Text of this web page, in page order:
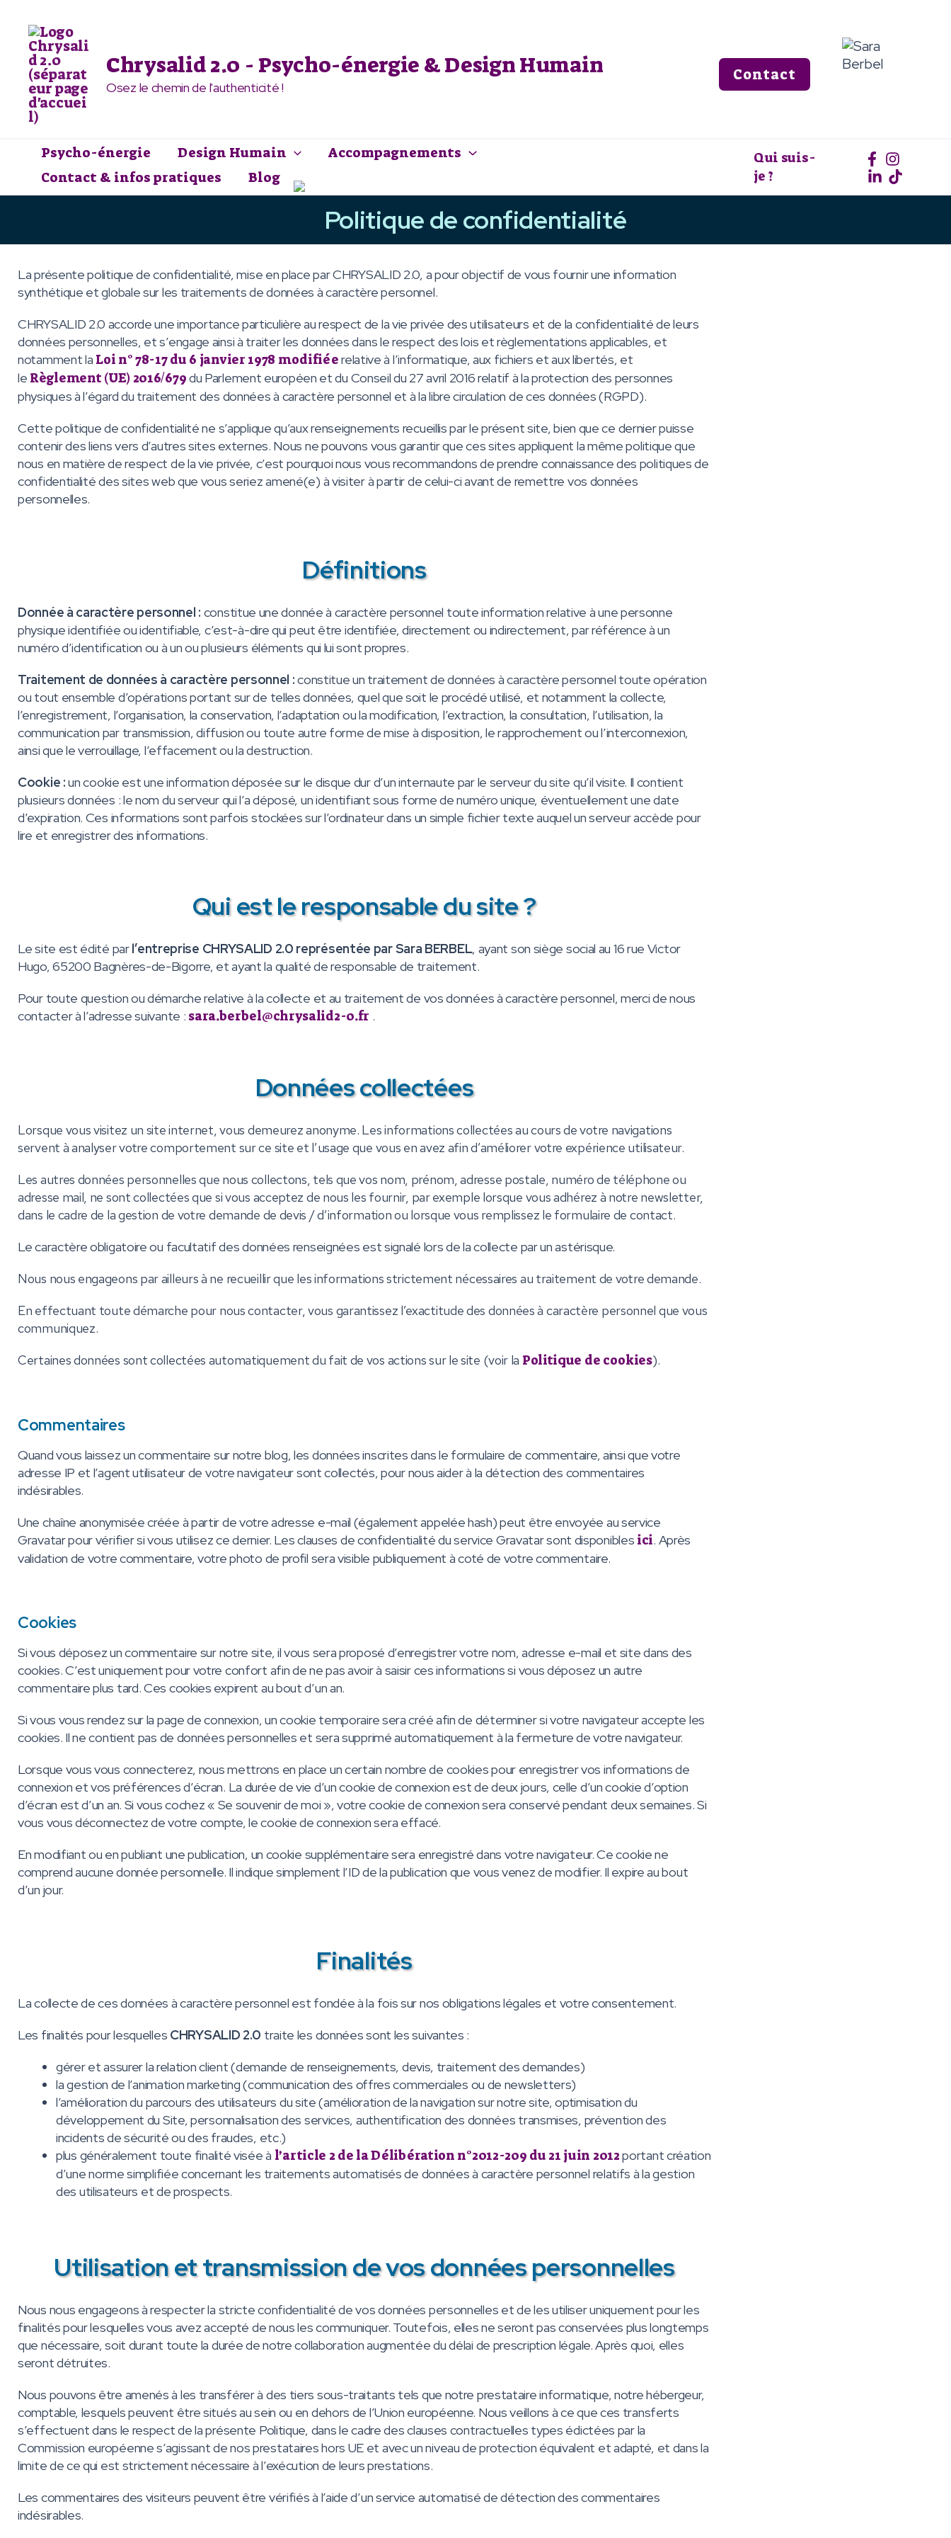
contenu
Chrysalid 2.0 - Psycho-énergie & Design Humain
Osez le chemin de l'authenticité !
Contact
Psycho-énergie Design Humain
Accompagnements
Contact & infos pratiques
Blog
Qui suis-
je ?
Politique de confidentialité
La présente politique de confidentialité, mise en place par CHRYSALID 2.0, a pour objectif de vous fournir une information
synthétique et globale sur les traitements de données à caractère personnel.
CHRYSALID 2.0 accorde une importance particulière au respect de la vie privée des utilisateurs et de la confidentialité de leurs
données personnelles, et s’engage ainsi à traiter les données dans le respect des lois et règlementations applicables, et
notamment la Loi n° 78-17 du 6 janvier 1978 modifiéerelative à l’informatique, aux fichiers et aux libertés, et
le Règlement (UE) 2016/679du Parlement européen et du Conseil du 27 avril 2016 relatif à la protection des personnes
physiques à l’égard du traitement des données à caractère personnel et à la libre circulation de ces données (RGPD).
Cette politique de confidentialité ne s’applique qu’aux renseignements recueillis par le présent site, bien que ce dernier puisse
contenir des liens vers d’autres sites externes. Nous ne pouvons vous garantir que ces sites appliquent la même politique que
nous en matière de respect de la vie privée, c’est pourquoi nous vous recommandons de prendre connaissance des politiques de
confidentialité des sites web que vous seriez amené(e) à visiter à partir de celui-ci avant de remettre vos données
personnelles.
Définitions
Donnée à caractère personnel : constitue une donnée à caractère personnel toute information relative à une personne
physique identifiée ou identifiable, c’est-à-dire qui peut être identifiée, directement ou indirectement, par référence à un
numéro d’identification ou à un ou plusieurs éléments qui lui sont propres.
Traitement de données à caractère personnel :constitue un traitement de données à caractère personnel toute opération
ou tout ensemble d’opérations portant sur de telles données, quel que soit le procédé utilisé, et notamment la collecte,
l’enregistrement, l’organisation, la conservation, l’adaptation ou la modification, l’extraction, la consultation, l’utilisation, la
communication par transmission, diffusion ou toute autre forme de mise à disposition, le rapprochement ou l’interconnexion,
ainsi que le verrouillage, l’effacement ou la destruction.
Cookie :un cookie est une information déposée sur le disque dur d’un internaute par le serveur du site qu’il visite. Il contient
plusieurs données : le nom du serveur qui l’a déposé, un identifiant sous forme de numéro unique, éventuellement une date
d’expiration. Ces informations sont parfois stockées sur l’ordinateur dans un simple fichier texte auquel un serveur accède pour
lire et enregistrer des informations.
Qui est le responsable du site ?
Le site est édité parl’entreprise CHRYSALID 2.0 représentée par Sara BERBEL, ayant son siège social au 16 rue Victor
Hugo, 65200 Bagnères-de-Bigorre, et ayant la qualité de responsable de traitement.
Pour toute question ou démarche relative à la collecte et au traitement de vos données à caractère personnel, merci de nous
contacter à l’adresse suivante : sara.berbel@chrysalid2-0.fr .
Données collectées
Lorsque vous visitez un site internet, vous demeurez anonyme. Les informations collectées au cours de votre navigations
servent à analyser votre comportement sur ce site et l’usage que vous en avez afin d’améliorer votre expérience utilisateur.
Les autres données personnelles que nous collectons, tels que vos nom, prénom, adresse postale, numéro de téléphone ou
adresse mail, ne sont collectées que si vous acceptez de nous les fournir, par exemple lorsque vous adhérez à notre newsletter,
dans le cadre de la gestion de votre demande de devis / d’information ou lorsque vous remplissez le formulaire de contact.
Le caractère obligatoire ou facultatif des données renseignées est signalé lors de la collecte par un astérisque.
Nous nous engageons par ailleurs à ne recueillir que les informations strictement nécessaires au traitement de votre demande.
En effectuant toute démarche pour nous contacter, vous garantissez l’exactitude des données à caractère personnel que vous
communiquez.
Certaines données sont collectées automatiquement du fait de vos actions sur le site (voir la Politique de cookies).
Commentaires
Quand vous laissez un commentaire sur notre blog, les données inscrites dans le formulaire de commentaire, ainsi que votre
adresse IP et l’agent utilisateur de votre navigateur sont collectés, pour nous aider à la détection des commentaires
indésirables.
Une chaîne anonymisée créée à partir de votre adresse e-mail (également appelée hash) peut être envoyée au service
Gravatar pour vérifier si vous utilisez ce dernier. Les clauses de confidentialité du service Gravatar sont disponibles ici. Après
validation de votre commentaire, votre photo de profil sera visible publiquement à coté de votre commentaire.
Cookies
Si vous déposez un commentaire sur notre site, il vous sera proposé d’enregistrer votre nom, adresse e-mail et site dans des
cookies. C’est uniquement pour votre confort afin de ne pas avoir à saisir ces informations si vous déposez un autre
commentaire plus tard. Ces cookies expirent au bout d’un an.
Si vous vous rendez sur la page de connexion, un cookie temporaire sera créé afin de déterminer si votre navigateur accepte les
cookies. Il ne contient pas de données personnelles et sera supprimé automatiquement à la fermeture de votre navigateur.
Lorsque vous vous connecterez, nous mettrons en place un certain nombre de cookies pour enregistrer vos informations de
connexion et vos préférences d’écran. La durée de vie d’un cookie de connexion est de deux jours, celle d’un cookie d’option
d’écran est d’un an. Si vous cochez « Se souvenir de moi », votre cookie de connexion sera conservé pendant deux semaines. Si
vous vous déconnectez de votre compte, le cookie de connexion sera effacé.
En modifiant ou en publiant une publication, un cookie supplémentaire sera enregistré dans votre navigateur. Ce cookie ne
comprend aucune donnée personnelle. Il indique simplement l’ID de la publication que vous venez de modifier. Il expire au bout
d’un jour.
Finalités
La collecte de ces données à caractère personnel est fondée à la fois sur nos obligations légales et votre consentement.
Les finalités pour lesquelles CHRYSALID 2.0 traite les données sont les suivantes :
gérer et assurer la relation client (demande de renseignements, devis, traitement des demandes)
la gestion de l’animation marketing (communication des offres commerciales ou de newsletters)
l’amélioration du parcours des utilisateurs du site (amélioration de la navigation sur notre site, optimisation du
développement du Site, personnalisation des services, authentification des données transmises, prévention des
incidents de sécurité ou des fraudes, etc.)
plus généralement toute finalité visée à l’article 2 de la Délibération n°2012-209 du 21 juin 2012portant création
d’une norme simplifiée concernant les traitements automatisés de données à caractère personnel relatifs à la gestion
des utilisateurs et de prospects.
Utilisation et transmission de vos données personnelles
Nous nous engageons à respecter la stricte confidentialité de vos données personnelles et de les utiliser uniquement pour les
finalités pour lesquelles vous avez accepté de nous les communiquer. Toutefois, elles ne seront pas conservées plus longtemps
que nécessaire, soit durant toute la durée de notre collaboration augmentée du délai de prescription légale. Après quoi, elles
seront détruites.
Nous pouvons être amenés à les transférer à des tiers sous-traitants tels que notre prestataire informatique, notre hébergeur,
comptable, lesquels peuvent être situés au sein ou en dehors de l’Union européenne. Nous veillons à ce que ces transferts
s’effectuent dans le respect de la présente Politique, dans le cadre des clauses contractuelles types édictées par la
Commission européenne s’agissant de nos prestataires hors UE et avec un niveau de protection équivalent et adapté, et dans la
limite de ce qui est strictement nécessaire à l’exécution de leurs prestations.
Les commentaires des visiteurs peuvent être vérifiés à l’aide d’un service automatisé de détection des commentaires
indésirables.